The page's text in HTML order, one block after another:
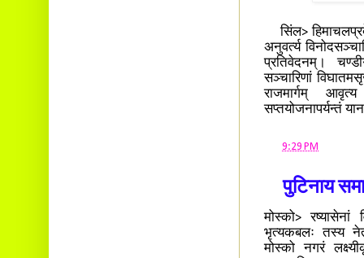
सिंल>
अनुवर्त्य
प्रतिवेदनम्।
सञ्चारिणां
राजमार्गम्
सप्तयोजनापर्यन्तं
9:29 PM
पुटिनाय
मोस्को>
भृत्यकबलः तस्य
मोस्को नगरं